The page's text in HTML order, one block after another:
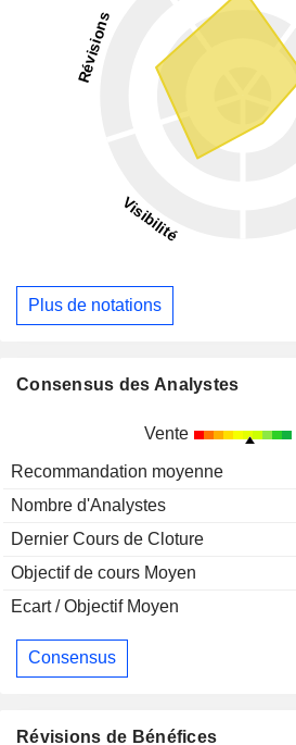
Plus de notations
Consensus des Analystes
Vente
Recommandation moyenne
Nombre d'Analystes
Dernier Cours de Cloture
Objectif de cours Moyen
Ecart / Objectif Moyen
Consensus
Révisions de Bénéfices